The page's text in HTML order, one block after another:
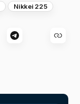
Nikkei 225